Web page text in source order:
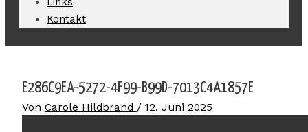
Kontakt
E286C9EA-5272-4F99-B99D-7013C4A1857E
Von Carole Hildbrand / 12. Juni 2025